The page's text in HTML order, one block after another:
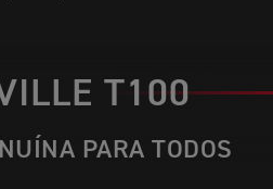
T100
PARA TODOS